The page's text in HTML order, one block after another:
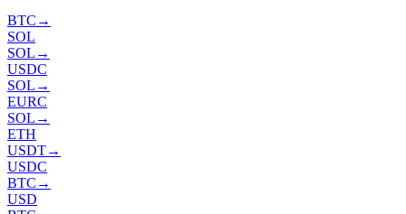
BTC →
SOL
SOL →
USDC
SOL →
EURC
SOL →
ETH
USDT→
USDC
BTC →
USD